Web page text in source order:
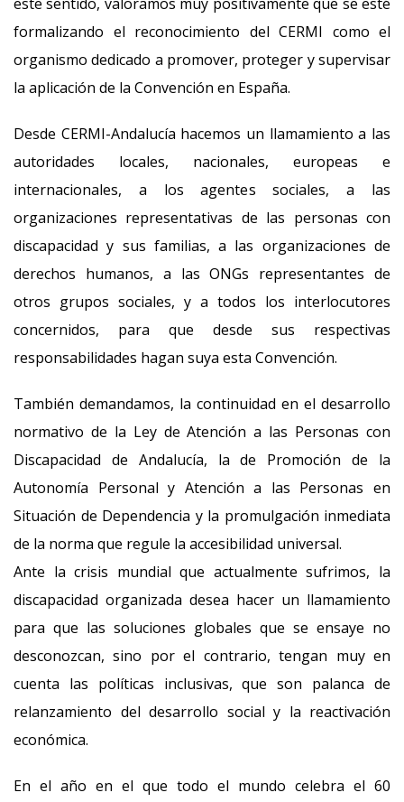
formalizando el reconocimiento del CERMI como el
organismo dedicado a promover, proteger y supervisar
la aplicación de la Convención en España.
Desde CERMI-Andalucía hacemos un llamamiento a las
autoridades locales, nacionales, europeas e
internacionales, a los agentes sociales, a las
organizaciones representativas de las personas con
discapacidad y sus familias, a las organizaciones de
derechos humanos, a las ONGs representantes de
otros grupos sociales, y a todos los interlocutores
concernidos, para que desde sus respectivas
responsabilidades hagan suya esta Convención.
También demandamos, la continuidad en el desarrollo
normativo de la Ley de Atención a las Personas con
Discapacidad de Andalucía, la de Promoción de la
Autonomía Personal y Atención a las Personas en
Situación de Dependencia y la promulgación inmediata
de la norma que regule la accesibilidad universal.
Ante la crisis mundial que actualmente sufrimos, la
discapacidad organizada desea hacer un llamamiento
para que las soluciones globales que se ensaye no
desconozcan, sino por el contrario, tengan muy en
cuenta las políticas inclusivas, que son palanca de
relanzamiento del desarrollo social y la reactivación
económica.
En el año en el que todo el mundo celebra el 60